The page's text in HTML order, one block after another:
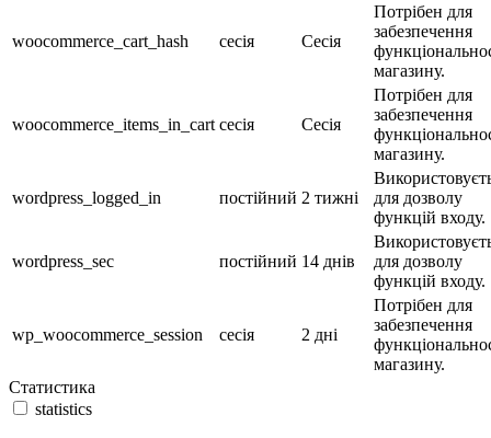
woocommerce_cart_hash сесія Сесія
Потрібен для
забезпечення
магазину.
woocommerce_items_in_cart сесія Сесія
Потрібен для
забезпечення
магазину.
wordpress_logged_in постійний 2 тижні
для дозволу
функцій входу.
wordpress_sec постійний 14 днів
для дозволу
функцій входу.
wp_woocommerce_session сесія 2 дні
Потрібен для
забезпечення
магазину.
Статистика
statistics